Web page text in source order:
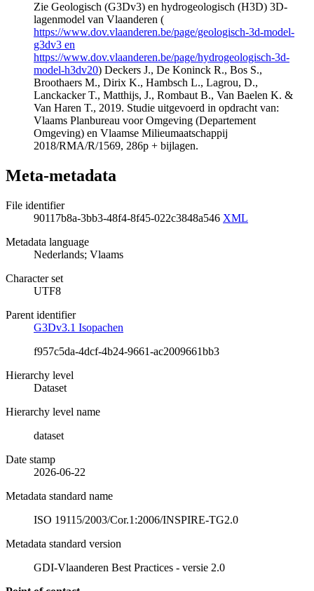
Zie Geologisch (G3Dv3) en hydrogeologisch (H3D) 3D-
lagenmodel van Vlaanderen (
https://www.dov.vlaanderen.be/page/geologisch-3d-model-
g3dv3 en
https://www.dov.vlaanderen.be/page/hydrogeologisch-3d-
model-h3dv20) Deckers J., De Koninck R., Bos S.,
Broothaers M., Dirix K., Hambsch L., Lagrou, D.,
Lanckacker T., Matthijs, J., Rombaut B., Van Baelen K. &
Van Haren T., 2019. Studie uitgevoerd in opdracht van:
Vlaams Planbureau voor Omgeving (Departement
Omgeving) en Vlaamse Milieumaatschappij
2018/RMA/R/1569, 286p + bijlagen.
Meta-metadata
File identifier
90117b8a-3bb3-48f4-8f45-022c3848a546 XML
Metadata language
Nederlands; Vlaams
Character set
UTF8
Parent identifier
G3Dv3.1 Isopachen
f957c5da-4dcf-4b24-9661-ac2009661bb3
Hierarchy level
Dataset
Hierarchy level name
dataset
Date stamp
2026-06-22
Metadata standard name
ISO 19115/2003/Cor.1:2006/INSPIRE-TG2.0
Metadata standard version
GDI-Vlaanderen Best Practices - versie 2.0